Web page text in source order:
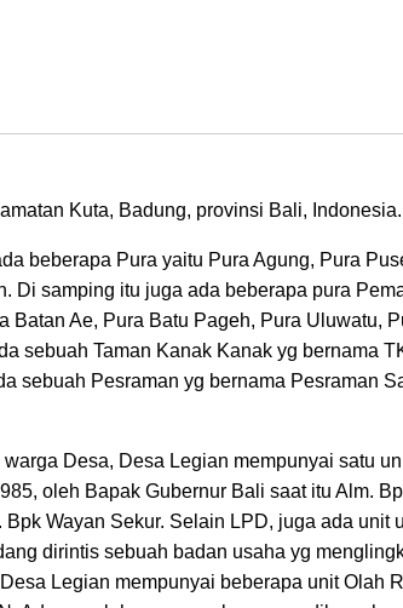
Kuta, Badung, provinsi Bali, Indonesia.
beberapa Pura yaitu Pura Agung, Pura
Di samping itu juga ada beberapa pura
Batan Ae, Pura Batu Pageh, Pura Uluwatu,
sebuah Taman Kanak Kanak yg bernama
sebuah Pesraman yg bernama Pesraman
Desa, Desa Legian mempunyai satu
oleh Bapak Gubernur Bali saat itu Alm.
Wayan Sekur. Selain LPD, juga ada unit
dirintis sebuah badan usaha yg
Legian mempunyai beberapa unit Olah